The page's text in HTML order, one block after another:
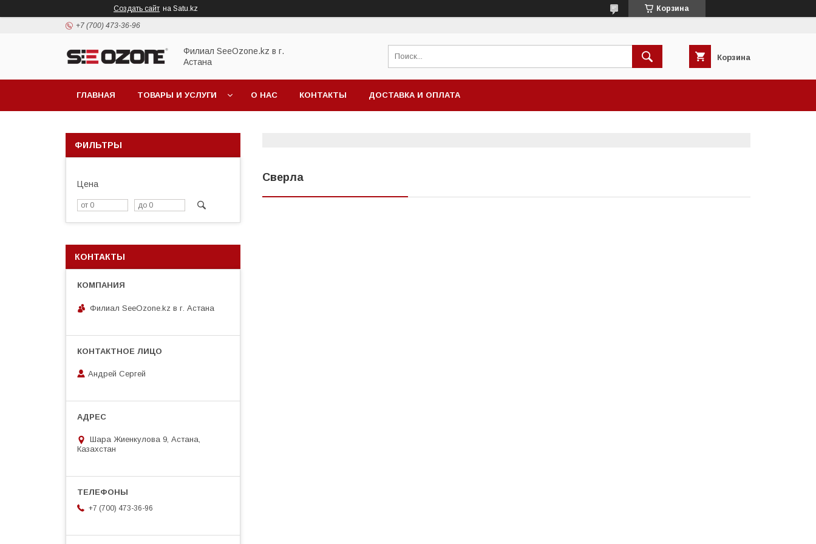
Создать сайт на Satu.kz Корзина
+7 (700) 473-36-96
Филиал SeeOzone.kz в г.
Астана
Корзина
ГЛАВНАЯ ТОВАРЫ И УСЛУГИ О НАС КОНТАКТЫ ДОСТАВКА И ОПЛАТА
Сверла
ФИЛЬТРЫ
Цена
КОНТАКТЫ
Филиал SeeOzone.kz в г. Астана
Андрей Сергей
Шара Жиенкулова 9, Астана,
Казахстан
+7 (700) 473-36-96